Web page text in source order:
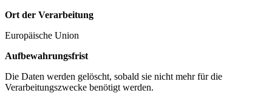
Ort der Verarbeitung
Europäische Union
Aufbewahrungsfrist
Die Daten werden gelöscht, sobald sie nicht mehr für die
Verarbeitungszwecke benötigt werden.